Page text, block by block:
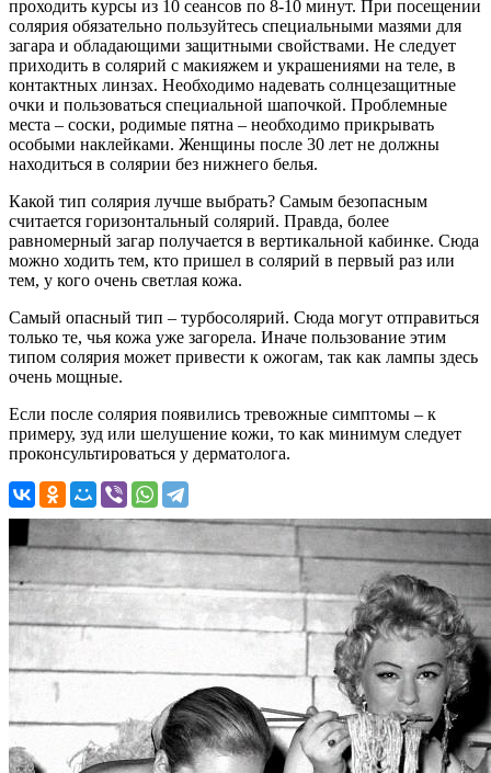
проходить курсы из 10 сеансов по 8-10 минут. При посещении
солярия обязательно пользуйтесь специальными мазями для
загара и обладающими защитными свойствами. Не следует
приходить в солярий с макияжем и украшениями на теле, в
контактных линзах. Необходимо надевать солнцезащитные
очки и пользоваться специальной шапочкой. Проблемные
места – соски, родимые пятна – необходимо прикрывать
особыми наклейками. Женщины после 30 лет не должны
находиться в солярии без нижнего белья.
Какой тип солярия лучше выбрать? Самым безопасным
считается горизонтальный солярий. Правда, более
равномерный загар получается в вертикальной кабинке. Сюда
можно ходить тем, кто пришел в солярий в первый раз или
тем, у кого очень светлая кожа.
Самый опасный тип – турбосолярий. Сюда могут отправиться
только те, чья кожа уже загорела. Иначе пользование этим
типом солярия может привести к ожогам, так как лампы здесь
очень мощные.
Если после солярия появились тревожные симптомы – к
примеру, зуд или шелушение кожи, то как минимум следует
проконсультироваться у дерматолога.